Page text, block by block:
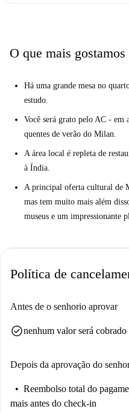
Giardini Porta Venezia.
O que mais gostamos
Há uma grande mesa no
estudo.
Você será grato pelo AC - em
quentes de verão do Milan.
A área local é repleta de
à Índia.
A principal oferta cultural de
mas tem muito mais além
museus e um impressionante
Política de
Antes de o senhorio aprovar
check_circlenenhum valor será cobrado
Depois da aprovação do
Reembolso total do
mais antes do check-in